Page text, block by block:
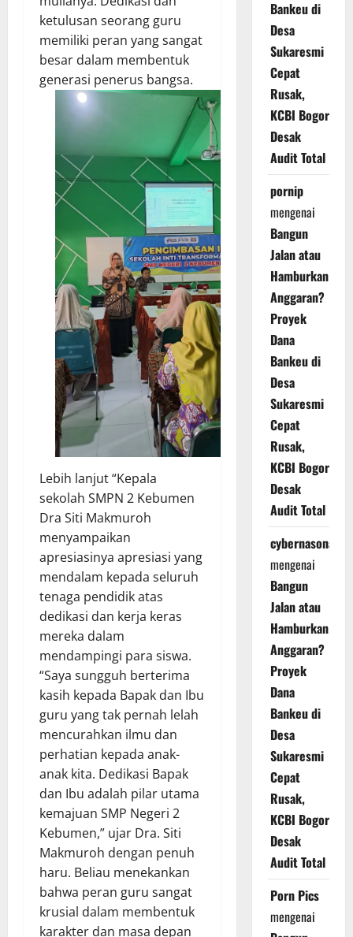
ketulusan seorang guru
memiliki peran yang sangat
besar dalam membentuk
generasi penerus bangsa.
Lebih lanjut “Kepala
sekolah SMPN 2 Kebumen
Dra Siti Makmuroh
menyampaikan
apresiasinya apresiasi yang
mendalam kepada seluruh
tenaga pendidik atas
dedikasi dan kerja keras
mereka dalam
mendampingi para siswa.
“Saya sungguh berterima
kasih kepada Bapak dan Ibu
guru yang tak pernah lelah
mencurahkan ilmu dan
perhatian kepada anak-
anak kita. Dedikasi Bapak
dan Ibu adalah pilar utama
kemajuan SMP Negeri 2
Kebumen,” ujar Dra. Siti
Makmuroh dengan penuh
haru. Beliau menekankan
bahwa peran guru sangat
krusial dalam membentuk
karakter dan masa depan
Bankeu di
Desa
Sukaresmi
Cepat
Rusak,
KCBI Bogor
Desak
Audit Total
pornip
mengenai
Bangun
Jalan atau
Hamburkan
Anggaran?
Proyek
Dana
Bankeu di
Desa
Sukaresmi
Cepat
Rusak,
KCBI Bogor
Desak
Audit Total
cybernasonal
mengenai
Bangun
Jalan atau
Hamburkan
Anggaran?
Proyek
Dana
Bankeu di
Desa
Sukaresmi
Cepat
Rusak,
KCBI Bogor
Desak
Audit Total
Porn Pics
mengenai